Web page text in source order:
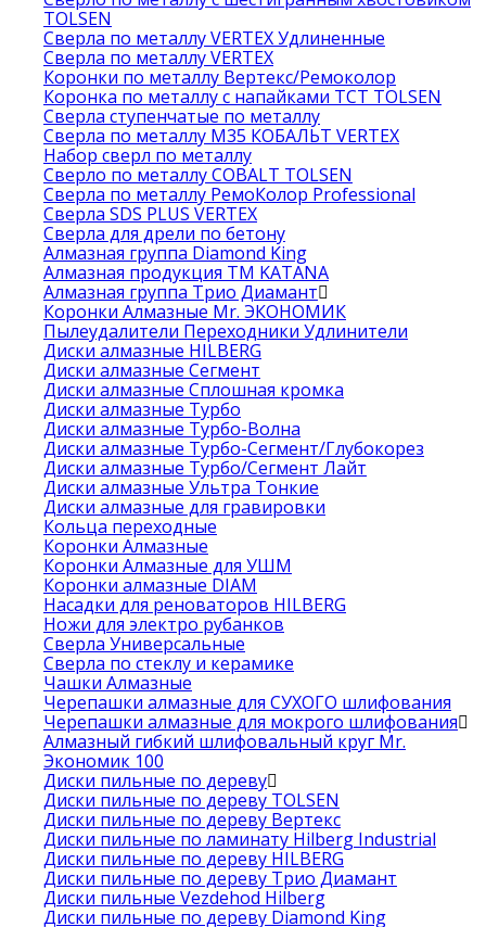
TOLSEN
Сверла по металлу VERTEX Удлиненные
Сверла по металлу VERTEX
Коронки по металлу Вертекс/Ремоколор
Коронка по металлу с напайками TCT TOLSEN
Сверла ступенчатые по металлу
Сверла по металлу М35 КОБАЛЬТ VERTEX
Набор сверл по металлу
Сверло по металлу COBALT TOLSEN
Сверла по металлу РемоКолор Professional
Сверла SDS PLUS VERTEX
Сверла для дрели по бетону
Алмазная группа Diamond King
Алмазная продукция ТМ KATANA
Алмазная группа Трио Диамант
Коронки Алмазные Mr. ЭКОНОМИК
Пылеудалители Переходники Удлинители
Диски алмазные HILBERG
Диски алмазные Сегмент
Диски алмазные Сплошная кромка
Диски алмазные Турбо
Диски алмазные Турбо-Волна
Диски алмазные Турбо-Сегмент/Глубокорез
Диски алмазные Турбо/Сегмент Лайт
Диски алмазные Ультра Тонкие
Диски алмазные для гравировки
Кольца переходные
Коронки Алмазные
Коронки Алмазные для УШМ
Коронки алмазные DIAM
Насадки для реноваторов HILBERG
Ножи для электро рубанков
Сверла Универсальные
Сверла по стеклу и керамике
Чашки Алмазные
Черепашки алмазные для СУХОГО шлифования
Черепашки алмазные для мокрого шлифования
Алмазный гибкий шлифовальный круг Mr.
Экономик 100
Диски пильные по дереву
Диски пильные по дереву TOLSEN
Диски пильные по дереву Вертекс
Диски пильные по ламинату Hilberg Industrial
Диски пильные по дереву HILBERG
Диски пильные по дереву Трио Диамант
Диски пильные Vezdehod Hilberg
Диски пильные по дереву Diamond King